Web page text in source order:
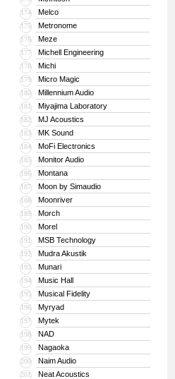
174 Melco
175 Metronome
176 Meze
177 Michell Engineering
178 Michi
179 Micro Magic
180 Millennium Audio
181 Miyajima Laboratory
182 MJ Acoustics
183 MK Sound
184 MoFi Electronics
185 Monitor Audio
186 Montana
187 Moon by Simaudio
188 Moonriver
189 Morch
190 Morel
191 MSB Technology
192 Mudra Akustik
193 Munari
194 Music Hall
195 Musical Fidelity
196 Myryad
197 Mytek
198 NAD
199 Nagaoka
200 Naim Audio
201 Neat Acoustics